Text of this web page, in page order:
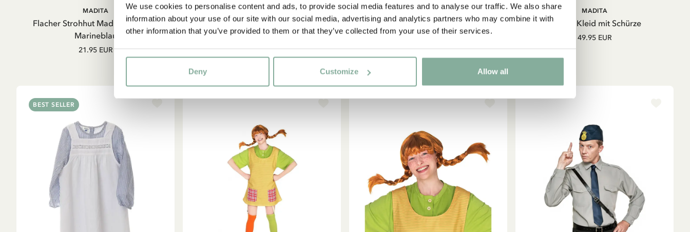
We use cookies to personalise content and ads, to provide social media features and to analyse our traffic. We also share
information about your use of our site with our social media, advertising and analytics partners who may combine it with
other information that you’ve provided to them or that they’ve collected from your use of their services.
Deny Customize Allow all
IN DEN WARENKORB
Flacher Strohhut Madita Schleife -
Marineblau
MADITA
21.95 EUR
IN DEN
WARENKORB
Matrosenkleid Madita – Blau
MADITA
IN DEN
WARENKORB
Lisabet Kleid Flügelärmel
MADITA
Lisabet Kleid mit Schürze
MADITA
49.95 EUR
BEST SELLER
JETZT MITGLIED WERDEN